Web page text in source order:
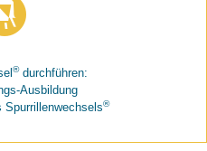
®durchführen:
Ausbildung
Spurrillenwechsels®